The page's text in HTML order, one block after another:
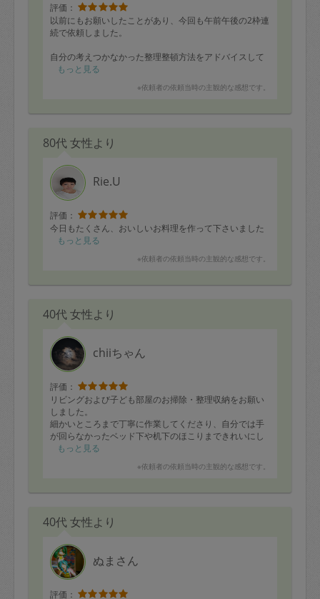
評価：
以前にもお願いしたことがあり、今回も午前午後の2枠連
続で依頼しました。
自分の考えつかなかった整理整頓方法をアドバイスして
もらい、モヤモヤが解消されました。
もっと見る
※依頼者の依頼当時の主観的な感想です。
80代 女性より
Rie.U
評価：
今日もたくさん、おいしいお料理を作って下さいました
もっと見る
※依頼者の依頼当時の主観的な感想です。
40代 女性より
chiiちゃん
評価：
リビングおよび子ども部屋のお掃除・整理収納をお願い
しました。
細かいところまで丁寧に作業してくださり、自分では手
が回らなかったベッド下や机下のほこりまできれいにし
ていただきました。
ださり、また衣類の仕分けも分かりやすく整えてくださ
時間を超えてまで窓のサッシや洗面所まで対応してくだ
ぜひまたお願いしたいです。ありがとうございました。
もっと見る
※依頼者の依頼当時の主観的な感想です。
40代 女性より
ぬまさん
評価：